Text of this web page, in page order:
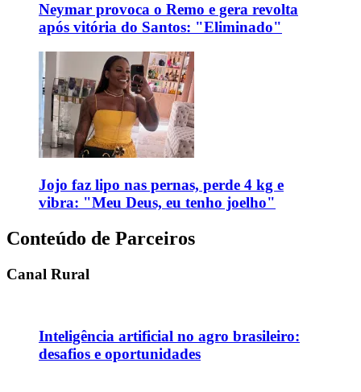
Neymar provoca o Remo e gera revolta
após vitória do Santos: "Eliminado"
Jojo faz lipo nas pernas, perde 4 kg e
vibra: "Meu Deus, eu tenho joelho"
Conteúdo de Parceiros
Canal Rural
Inteligência artificial no agro brasileiro:
desafios e oportunidades